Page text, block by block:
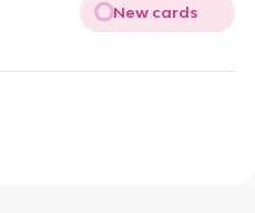
New cards